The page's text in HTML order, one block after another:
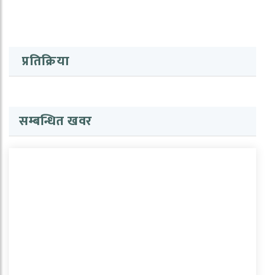
प्रतिक्रिया
सम्बन्धित खवर